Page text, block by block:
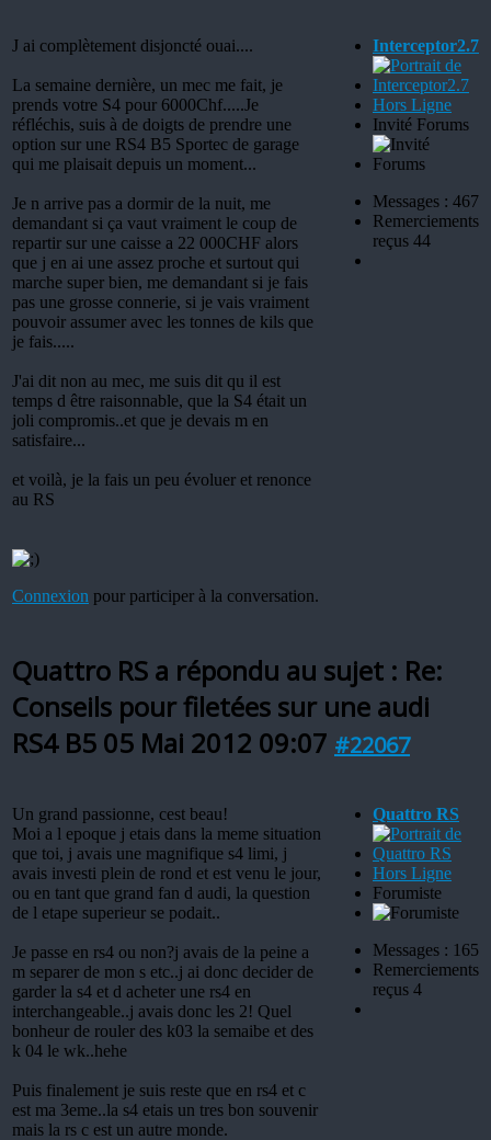
J ai complètement disjoncté ouai....
La semaine dernière, un mec me fait, je
prends votre S4 pour 6000Chf.....Je
réfléchis, suis à de doigts de prendre une
option sur une RS4 B5 Sportec de garage
qui me plaisait depuis un moment...
Je n arrive pas a dormir de la nuit, me
demandant si ça vaut vraiment le coup de
repartir sur une caisse a 22 000CHF alors
que j en ai une assez proche et surtout qui
marche super bien, me demandant si je fais
pas une grosse connerie, si je vais vraiment
pouvoir assumer avec les tonnes de kils que
je fais.....
J'ai dit non au mec, me suis dit qu il est
temps d être raisonnable, que la S4 était un
joli compromis..et que je devais m en
satisfaire...
et voilà, je la fais un peu évoluer et renonce
au RS
Connexion pour participer à la conversation.
Interceptor2.7
Hors Ligne
Invité Forums
Messages : 467
Remerciements
reçus 44
Quattro RS a répondu au sujet : Re:
Conseils pour filetées sur une audi
RS4 B5 05 Mai 2012 09:07 #22067
Un grand passionne, cest beau!
Moi a l epoque j etais dans la meme situation
que toi, j avais une magnifique s4 limi, j
avais investi plein de rond et est venu le jour,
ou en tant que grand fan d audi, la question
de l etape superieur se podait..
Je passe en rs4 ou non?j avais de la peine a
m separer de mon s etc..j ai donc decider de
garder la s4 et d acheter une rs4 en
interchangeable..j avais donc les 2! Quel
bonheur de rouler des k03 la semaibe et des
k 04 le wk..hehe
Puis finalement je suis reste que en rs4 et c
est ma 3eme..la s4 etais un tres bon souvenir
mais la rs c est un autre monde.
Quattro RS
Hors Ligne
Forumiste
Messages : 165
Remerciements
reçus 4